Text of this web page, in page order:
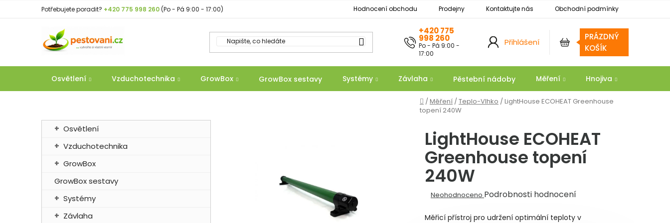
Potřebujete poradit? +420 775 998 260(Po - Pá 9:00 - 17:00) Hodnocení obchodu Prodejny Kontaktujte nás
Obchodní podmínky
+420 775
998 260
Po - Pá 9:00 -
17:00
Přihlášení
NÁKUPNÍ
KOŠÍK
PRÁZDNÝ
KOŠÍK
Osvětlení Vzduchotechnika GrowBox GrowBox sestavy Systémy Závlaha Pěstební nádoby Měření Hnojiva
Domů
/Měření /Teplo-Vlhko /LightHouse ECOHEAT Greenhouse
topení 240W
PPřeskočitOsvětlení
Vzduchotechnika
GrowBox
GrowBox sestavy
Systémy
Závlaha
LightHouse ECOHEAT
Greenhouse topení
240W
Průměrné
produktu
Neohodnoceno Podrobnosti hodnocení
Měřicí přístroj pro udržení optimální teploty v